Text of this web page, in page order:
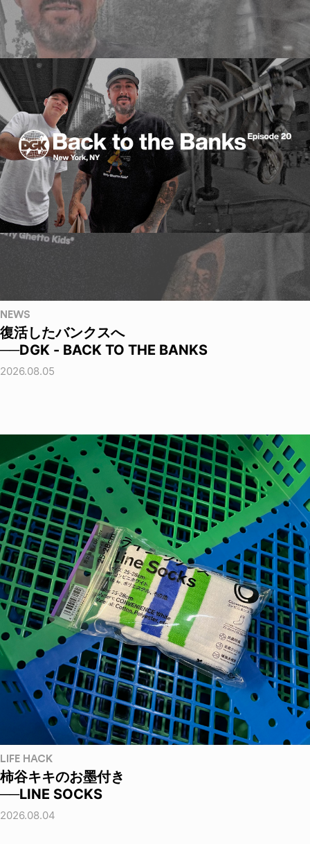
NEWS
復活したバンクスへ
──DGK - BACK TO THE BANKS
2026.08.05
LIFE HACK
柿谷キキのお墨付き
──LINE SOCKS
2026.08.04